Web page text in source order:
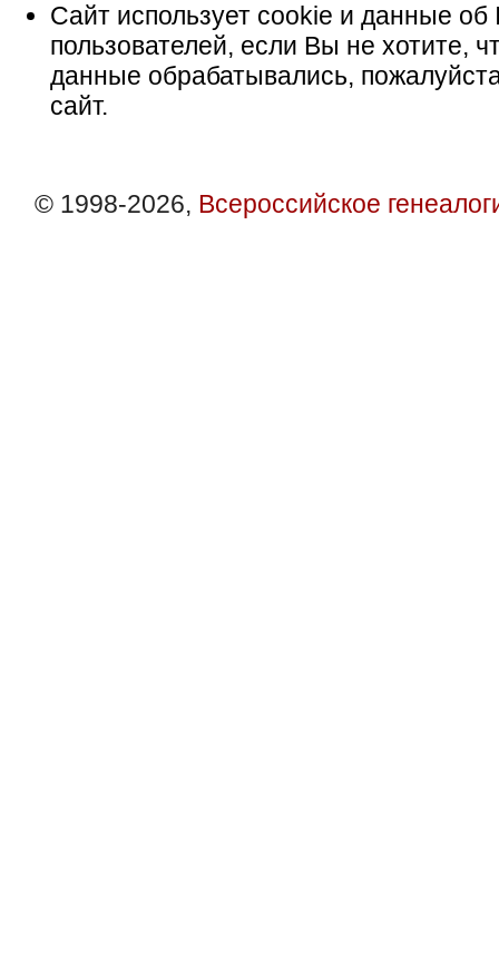
Сайт использует cookie и данные об
пользователей, если Вы не хотите,
данные обрабатывались,
сайт.
© 1998-2026, Всероссийское